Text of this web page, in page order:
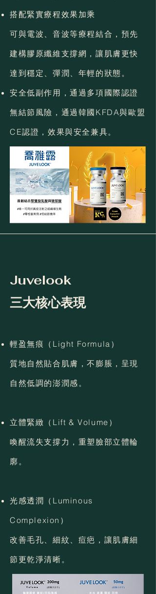
搭配緊實療程效果加乘
可與電波、音波等療程結合，預先
建構膠原纖維支撐網，讓肌膚更快
達到穩定、彈潤、年輕的狀態。
安全低副作用，通過多項國際認證
無結節風險，通過韓國KFDA與歐盟
CE認證，效果與安全兼具。
Juvelook
三大核心表現
輕盈無痕（Light Formula）
質地自然貼合肌膚，不膨脹，呈現
自然低調的澎潤感。
立體緊緻（Lift & Volume）
喚醒流失支撐力，重塑臉部立體輪
廓。
光感透潤（Luminous
Complexion）
改善毛孔、細紋、痘疤，讓肌膚細
節更乾淨清晰。